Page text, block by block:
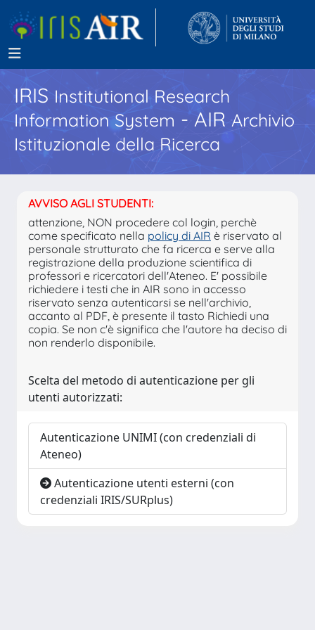
IRISInstitutional Research
Information System - AIR Archivio
Istituzionale della Ricerca
AVVISO AGLI STUDENTI:
attenzione, NON procedere col login, perchè
come specificato nella policy di AIR è riservato al
personale strutturato che fa ricerca e serve alla
registrazione della produzione scientifica di
professori e ricercatori dell'Ateneo. E' possibile
richiedere i testi che in AIR sono in accesso
riservato senza autenticarsi se nell'archivio,
accanto al PDF, è presente il tasto Richiedi una
copia. Se non c'è significa che l'autore ha deciso di
non renderlo disponibile.
Scelta del metodo di autenticazione per gli
utenti autorizzati:
Autenticazione UNIMI (con credenziali di
Ateneo)
Autenticazione utenti esterni (con
credenziali IRIS/SURplus)